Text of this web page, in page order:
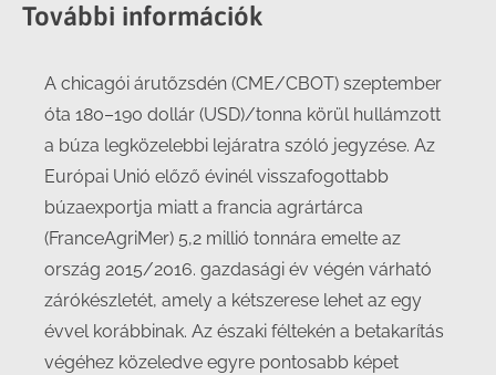
További információk
A chicagói árutőzsdén (CME/CBOT) szeptember
óta 180–190 dollár (USD)/tonna körül hullámzott
a búza legközelebbi lejáratra szóló jegyzése. Az
Európai Unió előző évinél visszafogottabb
búzaexportja miatt a francia agrártárca
(FranceAgriMer) 5,2 millió tonnára emelte az
ország 2015/2016. gazdasági év végén várható
zárókészletét, amely a kétszerese lehet az egy
évvel korábbinak. Az északi féltekén a betakarítás
végéhez közeledve egyre pontosabb képet